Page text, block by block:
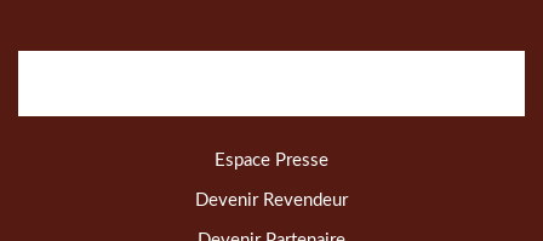
Espace Presse
Devenir Revendeur